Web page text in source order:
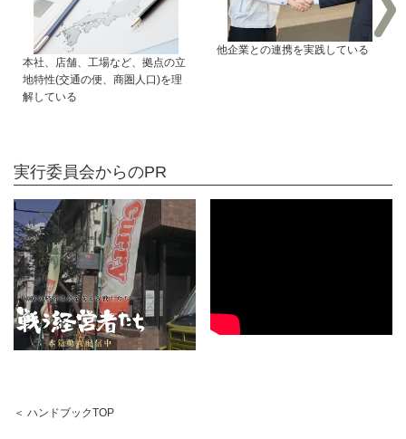
本社、店舗、工場など、拠点の立
地特性(交通の便、商圏人口)を理
解している
他企業との連携を実践している
実行委員会からのPR
＜ ハンドブックTOP